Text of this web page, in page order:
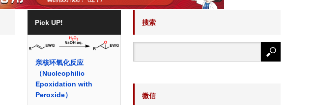
Pick UP!
亲核环氧化反应
（Nucleophilic
Epoxidation with
Peroxide）
搜索
微信